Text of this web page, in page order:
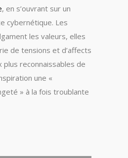
, en s’ouvrant sur un
cybernétique. Les
les valeurs, elles
de tensions et d’affects
plus reconnaissables de
une «
» à la fois troublante